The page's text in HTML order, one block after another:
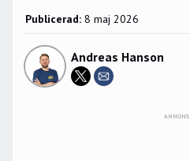
Publicerad: 8 maj 2026
Andreas Hanson
ANNONS